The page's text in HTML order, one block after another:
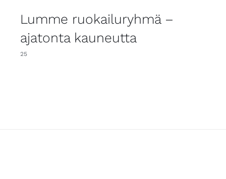
Lumme ruokailuryhmä –
ajatonta kauneutta
25